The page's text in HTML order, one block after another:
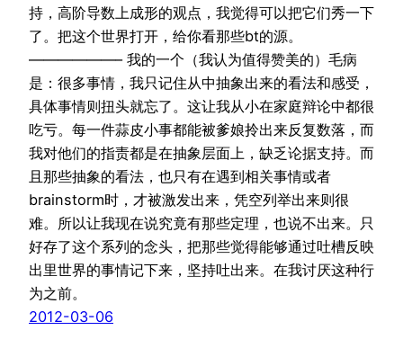
持，高阶导数上成形的观点，我觉得可以把它们秀一下
了。把这个世界打开，给你看那些bt的源。
——————– 我的一个（我认为值得赞美的）毛病
是：很多事情，我只记住从中抽象出来的看法和感受，
具体事情则扭头就忘了。这让我从小在家庭辩论中都很
吃亏。每一件蒜皮小事都能被爹娘拎出来反复数落，而
我对他们的指责都是在抽象层面上，缺乏论据支持。而
且那些抽象的看法，也只有在遇到相关事情或者
brainstorm时，才被激发出来，凭空列举出来则很
难。所以让我现在说究竟有那些定理，也说不出来。只
好存了这个系列的念头，把那些觉得能够通过吐槽反映
出里世界的事情记下来，坚持吐出来。在我讨厌这种行
为之前。
2012-03-06